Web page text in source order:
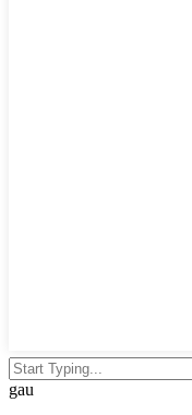
gau